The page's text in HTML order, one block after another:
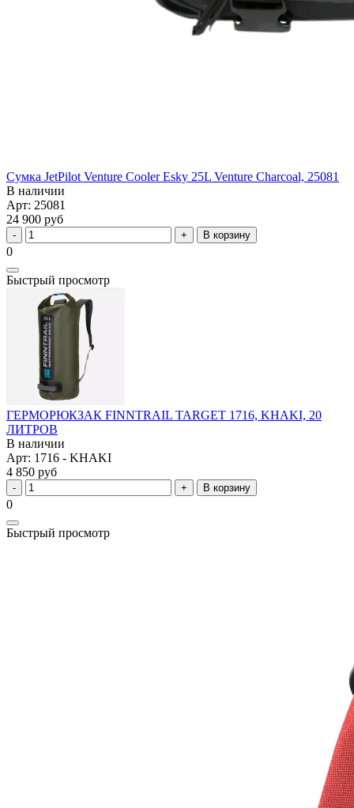
Сумка JetPilot Venture Cooler Esky 25L Venture Charcoal, 25081
В наличии
Арт: 25081
24 900 руб
В корзину
0
Быстрый просмотр
ГЕРМОРЮКЗАК FINNTRAIL TARGET 1716, KHAKI, 20
ЛИТРОВ
В наличии
Арт: 1716 - KHAKI
4 850 руб
В корзину
0
Быстрый просмотр